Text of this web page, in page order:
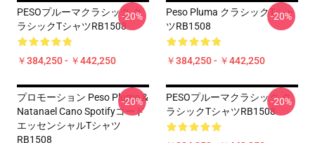
PESOプルーマクラシック ク
ラシックTシャツRB1508
￥384,250 - ￥442,250
-20%
Peso Pluma クラシックTシャ
ツRB1508
￥384,250 - ￥442,250
-20%
プロモーション Peso Pluma &
Natanael Cano Spotifyコード
エッセンシャルTシャツ
RB1508
-20%
PESOプルーマクラシック ク
ラシックTシャツRB1508
-20%